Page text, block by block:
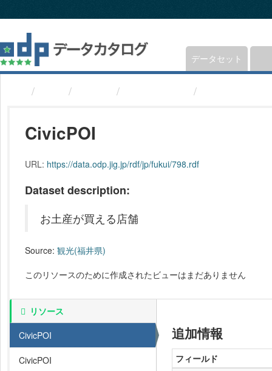
キ
プ
し
て
データセット
CivicPOI
URL: https://data.odp.jig.jp/rdf/jp/fukui/798.rdf
Dataset description:
お土産が買える店舗
Source: 観光(福井県)
このリソースのために作成されたビューはまだありません
リソース
CivicPOI
CivicPOI
追加情報
フィールド